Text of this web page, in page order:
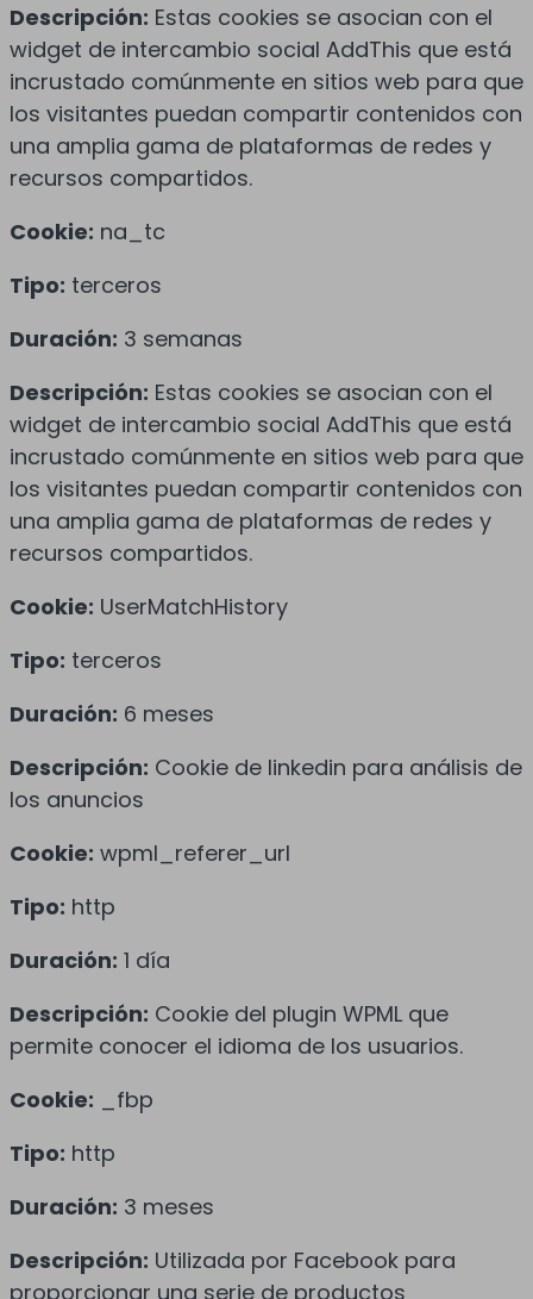
Descripción: Estas cookies se asocian con el
widget de intercambio social AddThis que está
incrustado comúnmente en sitios web para que
los visitantes puedan compartir contenidos con
una amplia gama de plataformas de redes y
recursos compartidos.
Cookie: na_tc
Tipo: terceros
Duración: 3 semanas
Descripción: Estas cookies se asocian con el
widget de intercambio social AddThis que está
incrustado comúnmente en sitios web para que
los visitantes puedan compartir contenidos con
una amplia gama de plataformas de redes y
recursos compartidos.
Cookie: UserMatchHistory
Tipo: terceros
Duración: 6 meses
Descripción: Cookie de linkedin para análisis de
los anuncios
Cookie: wpml_referer_url
Tipo: http
Duración: 1 día
Descripción: Cookie del plugin WPML que
permite conocer el idioma de los usuarios.
Cookie: _fbp
Tipo: http
Duración: 3 meses
Descripción: Utilizada por Facebook para
proporcionar una serie de productos